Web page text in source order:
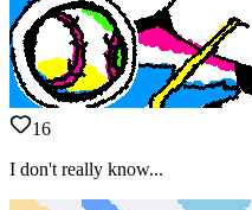
16
I don't really know...